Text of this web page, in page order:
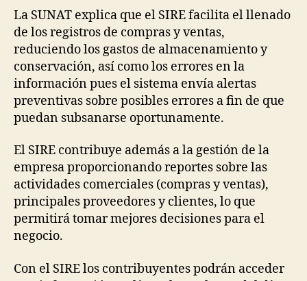
La SUNAT explica que el SIRE facilita el llenado
de los registros de compras y ventas,
reduciendo los gastos de almacenamiento y
conservación, así como los errores en la
información pues el sistema envía alertas
preventivas sobre posibles errores a fin de que
puedan subsanarse oportunamente.
El SIRE contribuye además a la gestión de la
empresa proporcionando reportes sobre las
actividades comerciales (compras y ventas),
principales proveedores y clientes, lo que
permitirá tomar mejores decisiones para el
negocio.
Con el SIRE los contribuyentes podrán acceder